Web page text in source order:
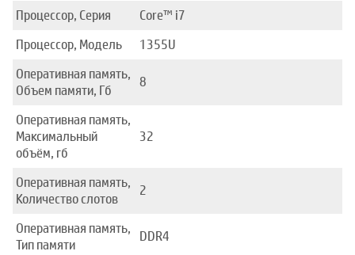
Процессор, Серия
Core™ i7
Процессор, Модель
1355U
Оперативная память,
Объем памяти, Гб
8
Оперативная память,
Максимальный
объём, гб
32
Оперативная память,
Количество слотов
2
Оперативная память,
Тип памяти
DDR4